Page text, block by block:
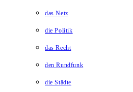
das Netz
die Politik
das Recht
den Rundfunk
die Städte